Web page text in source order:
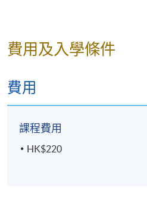
最後更新日期：2025年4月16
費用及入學條件
費用
課程費用
HK$220